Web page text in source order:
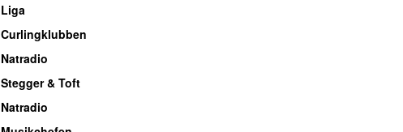
Liga
Curlingklubben
Natradio
Stegger & Toft
Natradio